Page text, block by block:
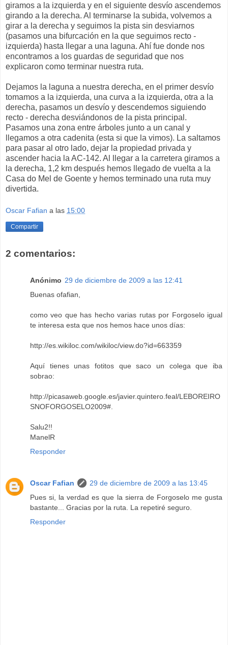
giramos a la izquierda y en el siguiente desvío ascendemos
girando a la derecha. Al terminarse la subida, volvemos a
girar a la derecha y seguimos la pista sin desviarnos
(pasamos una bifurcación en la que seguimos recto -
izquierda) hasta llegar a una laguna. Ahí fue donde nos
encontramos a los guardas de seguridad que nos
explicaron como terminar nuestra ruta.
Dejamos la laguna a nuestra derecha, en el primer desvío
tomamos a la izquierda, una curva a la izquierda, otra a la
derecha, pasamos un desvío y descendemos siguiendo
recto - derecha desviándonos de la pista principal.
Pasamos una zona entre árboles junto a un canal y
llegamos a otra cadenita (esta si que la vimos). La saltamos
para pasar al otro lado, dejar la propiedad privada y
ascender hacia la AC-142. Al llegar a la carretera giramos a
la derecha, 1,2 km después hemos llegado de vuelta a la
Casa do Mel de Goente y hemos terminado una ruta muy
divertida.
Oscar Fafian a las 15:00
Compartir
2 comentarios:
Anónimo 29 de diciembre de 2009 a las 12:41
Buenas ofafian,
como veo que has hecho varias rutas por Forgoselo igual
te interesa esta que nos hemos hace unos días:
http://es.wikiloc.com/wikiloc/view.do?id=663359
Aquí tienes unas fotitos que saco un colega que iba
sobrao:
http://picasaweb.google.es/javier.quintero.feal/LEBOREIRO
SNOFORGOSELO2009#
Salu2!!
ManelR
Responder
Oscar Fafian
29 de diciembre de 2009 a las 13:45
Pues si, la verdad es que la sierra de Forgoselo me gusta
bastante... Gracias por la ruta. La repetiré seguro.
Responder